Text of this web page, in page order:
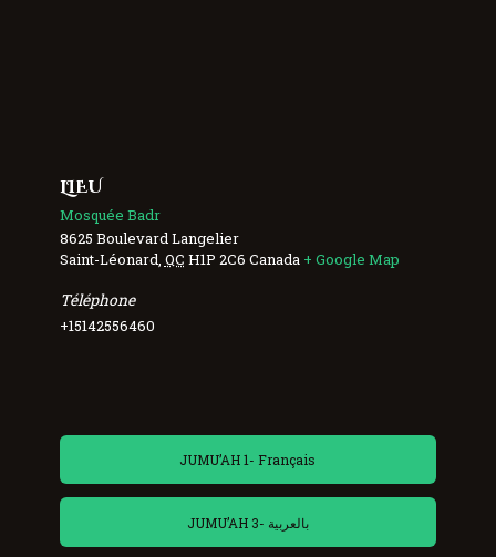
LIEU
Mosquée Badr
8625 Boulevard Langelier
Saint-Léonard QC H1P 2C6 Canada + Google Map
Téléphone
+15142556460
JUMU’AH 1- Français
JUMU’AH 3- بالعربية